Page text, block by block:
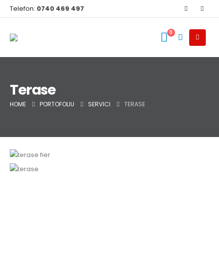
Telefon: 0740 469 497
0
Terase
HOME PORTOFOLIU SERVICI TERASE